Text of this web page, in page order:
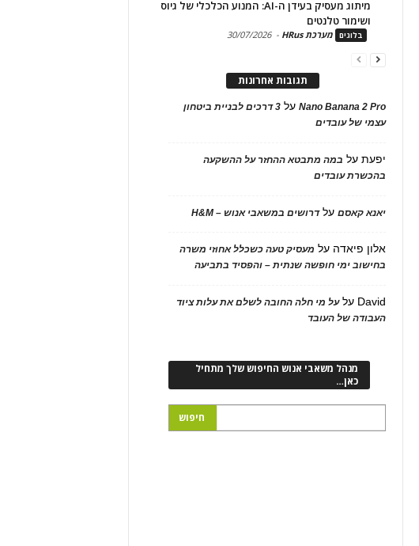
מיתוג מעסיק בעידן ה-AI: המנוע הכלכלי של גיוס
ושימור טלנטים
בלוגים מערכת HRus -
30/07/2026
תגובות אחרונות
Nano Banana 2 Proעל 3 דרכים לבניית ביטחון
עצמי של עובדים
יפעתעל במה מתבטא ההחזר על ההשקעה
בהכשרת עובדים
יאנא קאסםעלדרושים במשאבי אנוש – H&M
אלון פיאדה על מעסיק טעה כשכלל אחוזי משרה
בחישוב ימי חופשה שנתית – והפסיד בתביעה
David עלעל מי חלה החובה לשלם את עלות ציוד
העבודה של העובד
מנהל משאבי אנוש החיפוש שלך מתחיל
כאן…